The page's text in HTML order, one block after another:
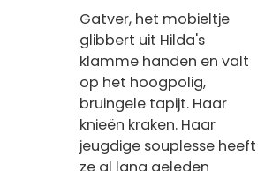
Gatver, het mobieltje
glibbert uit Hilda's
klamme handen en valt
op het hoogpolig,
bruingele tapijt. Haar
knieën kraken. Haar
jeugdige souplesse heeft